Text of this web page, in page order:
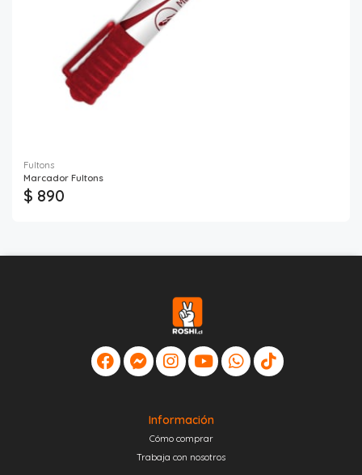
Fultons
Marcador Fultons
$ 890
Información
Cómo comprar
Trabaja con nosotros